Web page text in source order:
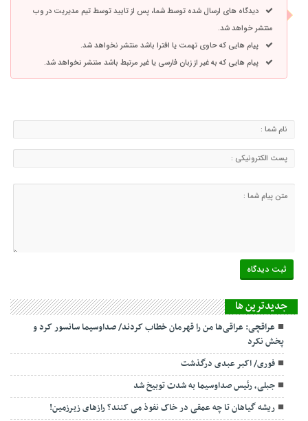
دیدگاه های ارسال شده توسط شما، پس از تایید توسط تیم مدیریت در وب
منتشر خواهد شد.
پیام هایی که حاوی تهمت یا افترا باشد منتشر نخواهد شد.
پیام هایی که به غیر از زبان فارسی یا غیر مرتبط باشد منتشر نخواهد شد.
جديدترين ها
عراقچی: عراقی‌ها من را قهرمان خطاب کردند/ صداوسیما سانسور کرد و
پخش نکرد
فوری/ اکبر عبدی درگذشت
جبلی، رئیس صداوسیما به شدت توبیخ شد
ریشه گیاهان تا چه عمقی در خاک نفوذ می کنند؟ رازهای زیرزمین!